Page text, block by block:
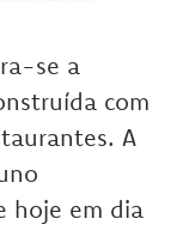
se a
com
A
hoje em dia